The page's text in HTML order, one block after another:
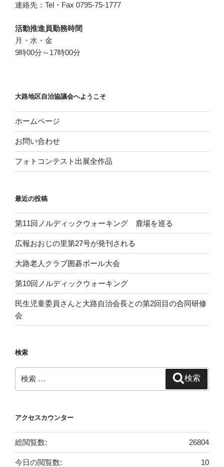
連絡先：Tel・Fax 0795-75-1777
活動推進員勤務時間
月・水・金
9時00分～17時00分
大路地区自治協議会へようこそ
ホームページ
お問い合わせ
フォトコンテスト出展全作品
最近の投稿
第11回ノルディックウォーキング 鹿場を巡る
広報おおじの里第27号が発刊される
大路老人クラブ囲碁ボール大会
第10回ノルディックウォーキング
民生児童委員さんと大路自治会長との第2回目の合同研修
会
検索
検
索:
検索
アクセスカウンター
26804
総閲覧数:
10
今日の閲覧数: